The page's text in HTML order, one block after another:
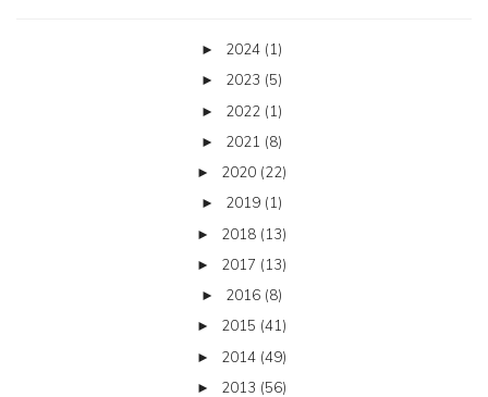
► 2024 (1)
► 2023 (5)
► 2022 (1)
► 2021 (8)
► 2020 (22)
► 2019 (1)
► 2018 (13)
► 2017 (13)
► 2016 (8)
► 2015 (41)
► 2014 (49)
► 2013 (56)